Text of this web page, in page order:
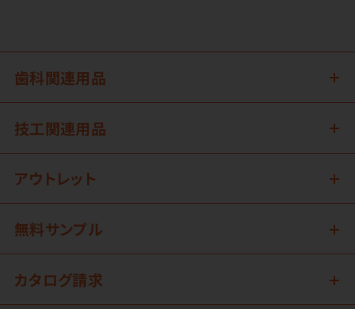
歯科関連用品
技工関連用品
アウトレット
無料サンプル
カタログ請求